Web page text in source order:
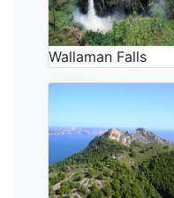
Wallaman Falls